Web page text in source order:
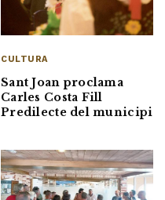
CULTURA
Sant Joan proclama
Carles Costa Fill
Predilecte del municipi